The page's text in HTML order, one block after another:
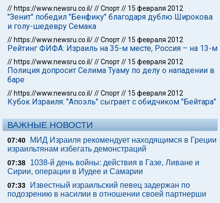
// https://www.newsru.co.il///Спорт// 15 февраля 2012
"Зенит" победил "Бенфику" благодаря дублю Широкова
и голу-шедевру Семака
// https://www.newsru.co.il///Спорт// 15 февраля 2012
Рейтинг ФИФА: Израиль на 35-м месте, Россия – на 13-м
// https://www.newsru.co.il///Спорт// 15 февраля 2012
Полиция допросит Селима Туаму по делу о нападении в
баре
// https://www.newsru.co.il///Спорт// 15 февраля 2012
Кубок Израиля: "Апоэль" сыграет с обидчиком "Бейтара"
ВАЖНЫЕ НОВОСТИ
07:40
МИД Израиля рекомендует находящимся в Греции
израильтянам избегать демонстраций
07:38
1038-й день войны: действия в Газе, Ливане и
Сирии, операции в Иудее и Самарии
07:33
Известный израильский певец задержан по
подозрению в насилии в отношении своей партнерши